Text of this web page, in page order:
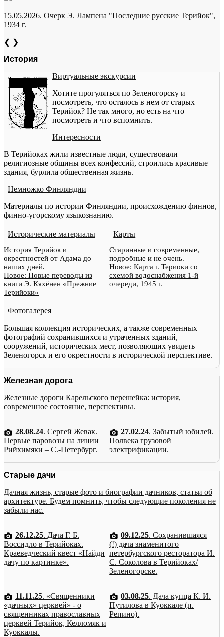
15.05.2026. Очерк Э. Лампена "Последние русские Терийок",
1934 г.
❮ ❯
История
Виртуальные экскурсии
Хотите прогуляться по Зеленогорску и
посмотреть, что осталось в нем от старых
Терийок? Не так много, но есть на что
посмотреть и что вспомнить.
Интересности
В Терийоках жили известные люди, существовали
религиозные общины всех конфессий, строились красивые
здания, бурлила общественная жизнь.
Немножко Финляндии
Материалы по истории Финляндии, происхождению финнов,
финно-угорскому языкознанию.
Исторические материалы
История Терийок и
окрестностей от Адама до
наших дней.
Новое: Новые переводы из
книги Э. Кяхёнен «Прежние
Терийоки»
Карты
Старинные и современные,
подробные и не очень.
Новое: Карта г. Териоки со
схемой водоснабжения 1-й
очереди, 1945 г.
Фотогалерея
Большая коллекция исторических, а также современных
фотографий сохранившихся и утраченных зданий,
сооружений, исторических мест, позволяющих увидеть
Зеленогорск и его окрестности в исторической перспективе.
Железная дорога
Железные дороги Карельского перешейка: история,
современное состояние, перспективы.
28.08.24. Сергей Жевак.
Первые паровозы на линии
Рийхимяки – С.-Петербург.
27.02.24. Забытый юбилей.
Полвека грузовой
электрификации.
Старые дачи
Дачная жизнь, старые фото и биографии дачников, статьи об
архитектуре. Будем помнить, чтобы следующие поколения не
забыли нас.
26.12.25. Дача Г. Б.
Воссидло в Терийоках.
Краеведческий квест «Найди
дачу по картинке».
09.12.25. Сохранившаяся
(!) дача знаменитого
петербургского ресторатора И.
С. Соколова в Терийоках/
Зеленогорске.
11.11.25. «Священники
«дачных» церквей» - о
священниках православных
церквей Терийок, Келломяк и
Куоккалы.
03.08.25. Дача купца К. И.
Путилова в Куоккале (п.
Репино).